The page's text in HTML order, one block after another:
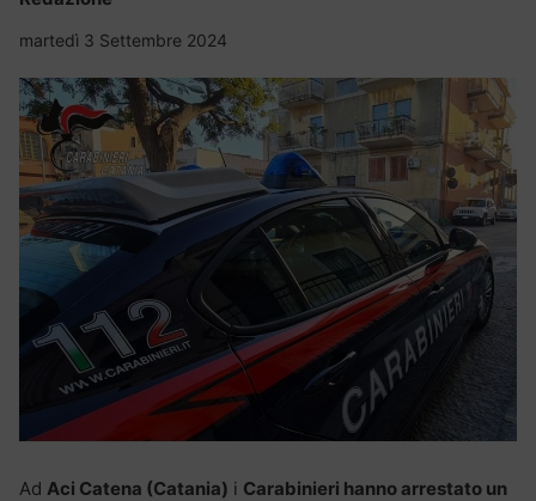
martedì 3 Settembre 2024
Ad Aci Catena (Catania) i Carabinieri hanno arrestato un